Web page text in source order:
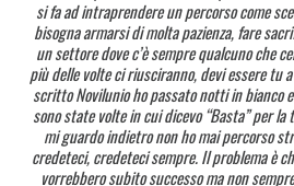
si fa ad intraprendere un percorso come
bisogna armarsi di molta pazienza, fare
un settore dove c’è sempre qualcuno che
più delle volte ci riusciranno, devi essere tu
scritto Novilunio ho passato notti in bianco
sono state volte in cui dicevo “Basta” per la
mi guardo indietro non ho mai percorso
credeteci, credeteci sempre. Il problema è
vorrebbero subito successo ma non